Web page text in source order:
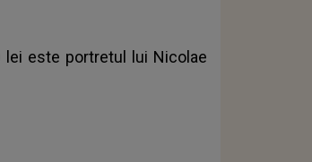
lei este portretul lui Nicolae